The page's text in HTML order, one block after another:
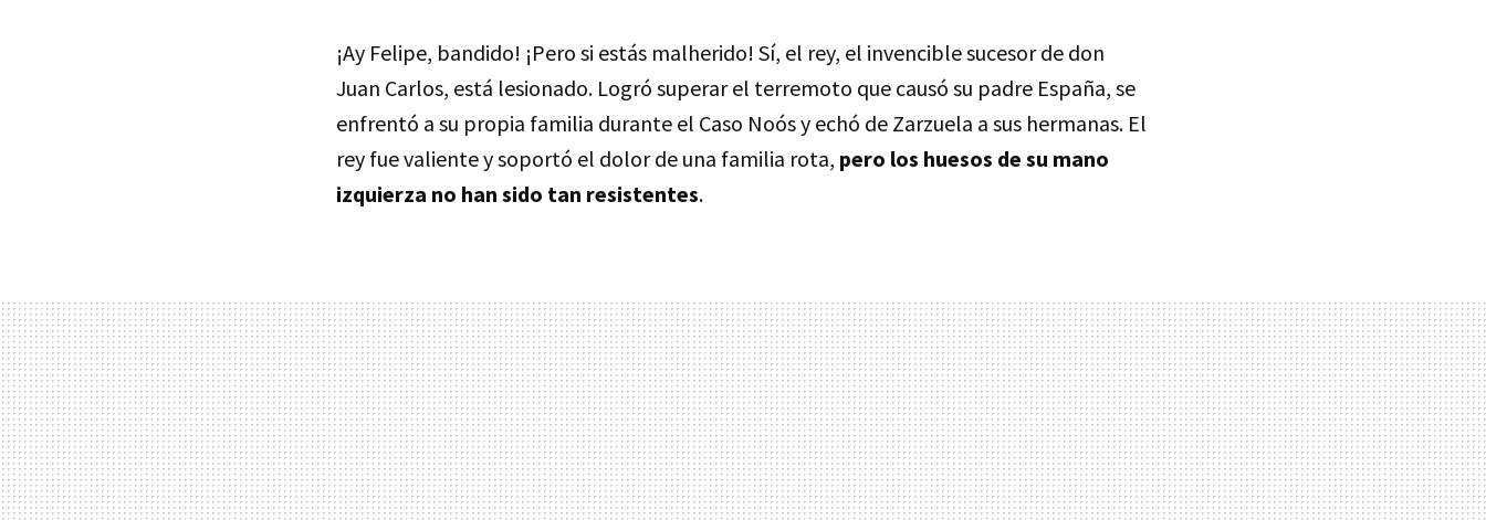
¡Ay Felipe, bandido! ¡Pero si estás malherido! Sí, el rey, el invencible sucesor de don
Juan Carlos, está lesionado. Logró superar el terremoto que causó su padre España, se
enfrentó a su propia familia durante el Caso Noós y echó de Zarzuela a sus hermanas. El
rey fue valiente y soportó el dolor de una familia rota, pero los huesos de su mano
izquierza no han sido tan resistentes.